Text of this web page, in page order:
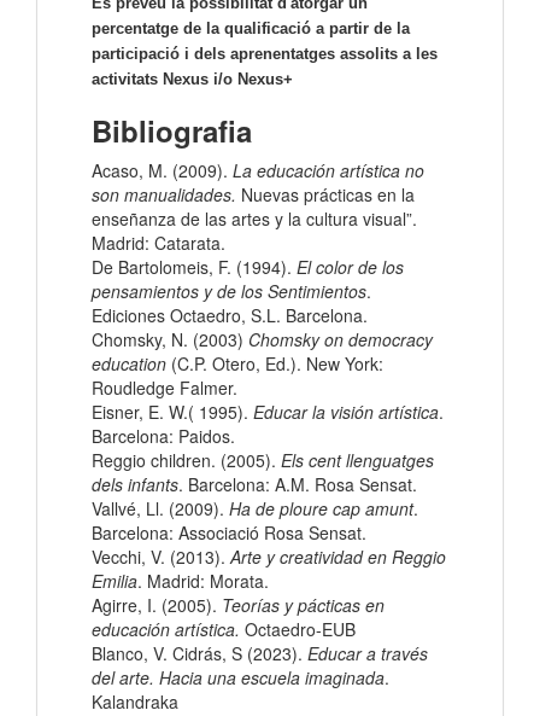
percentatge de la qualificació a partir de la
participació i dels aprenentatges assolits a les
activitats Nexus i/o Nexus+
Bibliografia
Acaso, M. (2009). La educación artística no
son manualidades. Nuevas prácticas en la
enseñanza de las artes y la cultura visual”.
Madrid: Catarata.
De Bartolomeis, F. (1994). El color de los
pensamientos y de los Sentimientos.
Ediciones Octaedro, S.L. Barcelona.
Chomsky, N. (2003) Chomsky on democracy
education (C.P. Otero, Ed.). New York:
Roudledge Falmer.
Eisner, E. W.( 1995). Educar la visión artística.
Barcelona: Paidos.
Reggio children. (2005). Els cent llenguatges
dels infants. Barcelona: A.M. Rosa Sensat.
Vallvé, Ll. (2009). Ha de ploure cap amunt.
Barcelona: Associació Rosa Sensat.
Vecchi, V. (2013).Arte y creatividad en Reggio
Emilia. Madrid: Morata.
Agirre, I. (2005). Teorías y pácticas en
educación artística. Octaedro-EUB
Blanco, V. Cidrás, S (2023). Educar a través
del arte. Hacia una escuela imaginada.
Kalandraka